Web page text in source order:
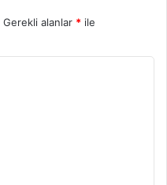
Gerekli alanlar * ile